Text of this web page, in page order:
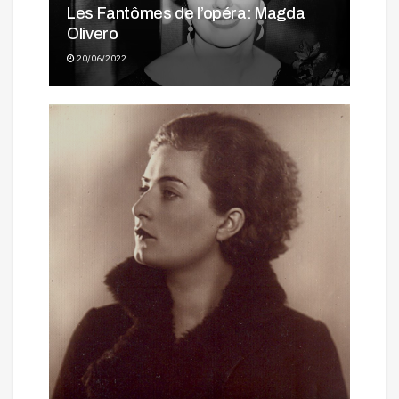
Les Fantômes de l’opéra: Magda
Olivero
20/06/2022